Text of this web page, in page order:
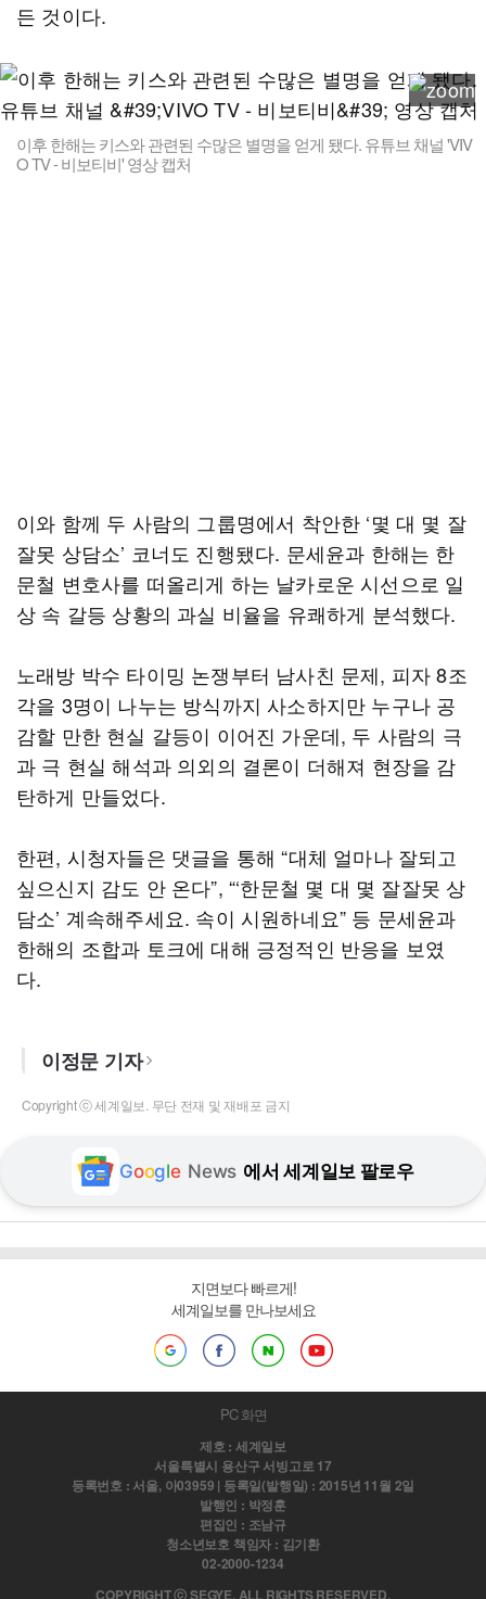
든 것이다.
이후 한해는 키스와 관련된 수많은 별명을 얻게 됐다. 유튜브 채널 'VIV
O TV - 비보티비' 영상 캡처
이와 함께 두 사람의 그룹명에서 착안한 ‘몇 대 몇 잘
잘못 상담소’ 코너도 진행됐다. 문세윤과 한해는 한
문철 변호사를 떠올리게 하는 날카로운 시선으로 일
상 속 갈등 상황의 과실 비율을 유쾌하게 분석했다.
노래방 박수 타이밍 논쟁부터 남사친 문제, 피자 8조
각을 3명이 나누는 방식까지 사소하지만 누구나 공
감할 만한 현실 갈등이 이어진 가운데, 두 사람의 극
과 극 현실 해석과 의외의 결론이 더해져 현장을 감
탄하게 만들었다.
한편, 시청자들은 댓글을 통해 “대체 얼마나 잘되고
싶으신지 감도 안 온다”, “‘한문철 몇 대 몇 잘잘못 상
담소’ 계속해주세요. 속이 시원하네요” 등 문세윤과
한해의 조합과 토크에 대해 긍정적인 반응을 보였
다.
이정문 기자
Copyright ⓒ 세계일보. 무단 전재 및 재배포 금지
Google News 에서 세계일보 팔로우
지면보다 빠르게!
세계일보를 만나보세요
PC 화면
제호 : 세계일보
서울특별시 용산구 서빙고로 17
등록번호 : 서울, 아03959 | 등록일(발행일) : 2015년 11월 2일
발행인 : 박정훈
편집인 : 조남규
청소년보호 책임자 : 김기환
02-2000-1234
COPYRIGHT ⓒ SEGYE. ALL RIGHTS RESERVED.